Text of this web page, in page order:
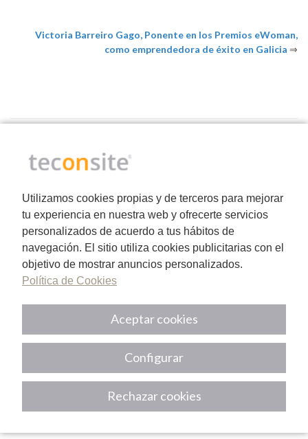
Utilizamos cookies propias y de terceros para mejorar
tu experiencia en nuestra web y ofrecerte servicios
personalizados de acuerdo a tus hábitos de
navegación. El sitio utiliza cookies publicitarias con el
objetivo de mostrar anuncios personalizados.
Política de Cookies
Aceptar cookies
Rechazar cookies
Configurar
Victoria Barreiro Gago, Ponente en los Premios eWoman,
como emprendedora de éxito en Galicia ⇒
CATEGORÍAS
Desarrollo de Apps
Digitalización
Diseño Web